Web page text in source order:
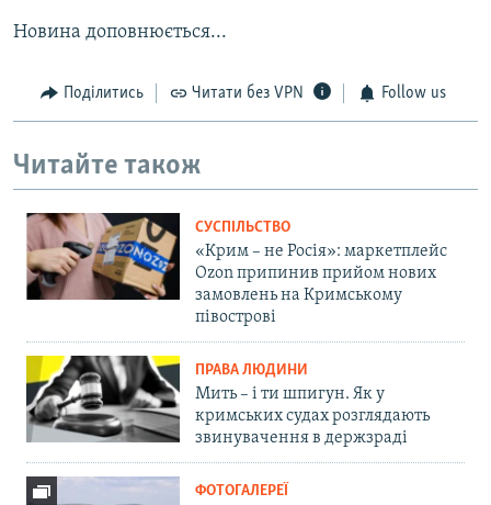
Новина доповнюється...
Поділитись Читати без VPN Follow us
Читайте також
СУСПІЛЬСТВО
«Крим – не Росія»: маркетплейс
Ozon припинив прийом нових
замовлень на Кримському
півострові
ПРАВА ЛЮДИНИ
Мить – і ти шпигун. Як у
кримських судах розглядають
звинувачення в держзраді
ФОТОГАЛЕРЕЇ